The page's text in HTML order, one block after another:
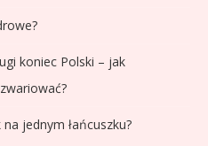
koniec Polski – jak
na jednym łańcuszku?